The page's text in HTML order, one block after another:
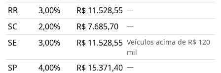
RR 3,00% R$ 11.528,55 —
SC 2,00% R$ 7.685,70 —
SE 3,00% R$ 11.528,55 Veículos acima de R$ 120
mil
SP 4,00% R$ 15.371,40 —